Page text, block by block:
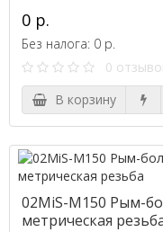
0 р.
Без налога: 0 р.
0
В корзину
02MiS-M150 Рым-
метрическая